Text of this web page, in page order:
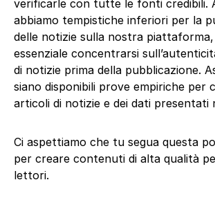
verificarle con tutte le fonti credibili.
abbiamo tempistiche inferiori per la
delle notizie sulla nostra
essenziale concentrarsi
di notizie prima della pubblicazione.
siano disponibili prove empiriche per
articoli di notizie e dei dati presentati
Ci aspettiamo che tu segua questa
per creare contenuti di alta qualità
lettori.